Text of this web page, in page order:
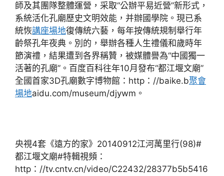
師及其團隊整體運營，采取“公辦平易近營”新形式，
系統活化孔廟歷史文明效能，并辦國學院。現已系
統恢講座場地復傳統六藝，每年按傳統規制舉行年
齡祭孔年夜典。別的，舉辦各種人生禮儀和歲時年
節演禮，結果遭到各界稱贊，被媒體譽為“中國獨一
活著的孔廟”。百度百科往年10月發布“都江堰文廟”
全國首家3D孔廟數字博物館：http：//baike.b聚會
場地aidu.com/museum/djywm。
央視4套《遠方的家》20140912江河萬里行(98)#
都江堰文廟#特輯視頻：
http：//tv.cntv.cn/video/C22432/28377b5b5416